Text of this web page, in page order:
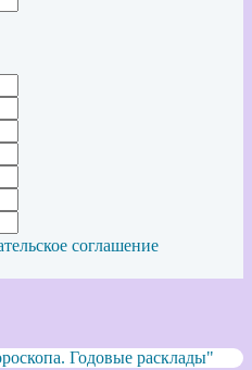
соглашение
Годовые расклады"